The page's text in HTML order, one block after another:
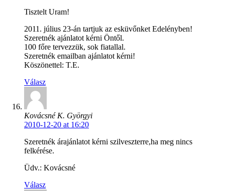
Tisztelt Uram!
2011. július 23-án tartjuk az esküvőnket Edelényben!
Szeretnék ajánlatot kérni Öntől.
100 főre tervezzük, sok fiatallal.
Szeretnék emailban ajánlatot kérni!
Köszönettel: T.E.
Válasz
Kovácsné K. Györgyi
2010-12-20 at 16:20
Szeretnék árajánlatot kérni szilveszterre,ha meg nincs
felkérése.
Üdv.: Kovácsné
Válasz